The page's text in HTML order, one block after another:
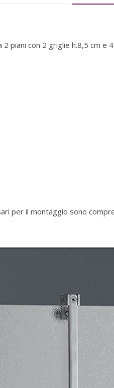
piani con 2 griglie h.8,5 cm e
per il montaggio sono